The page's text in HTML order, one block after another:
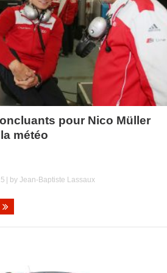
pour Nico Müller
météo
| by Jean-Baptiste Lassaux
Essai – Morgan